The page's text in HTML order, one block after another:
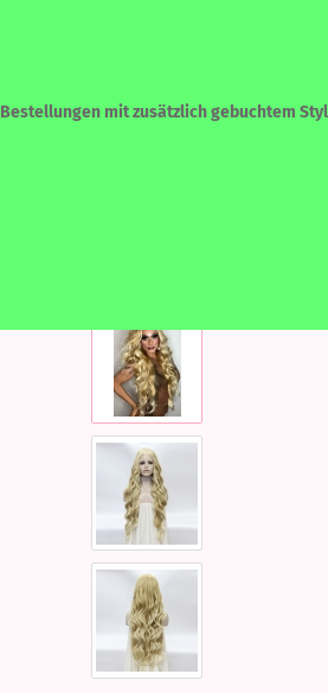
Bestellungen mit zusätzlich gebuchtem